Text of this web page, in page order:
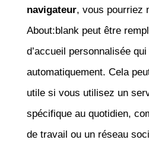
navigateur, vous pourriez
About:blank peut être
d’accueil personnalisée
automatiquement. Cela
utile si vous utilisez un
spécifique au quotidien,
de travail ou un réseau